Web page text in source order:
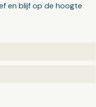
en blijf op de hoogte